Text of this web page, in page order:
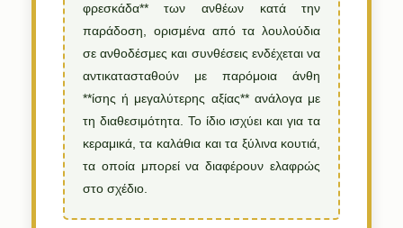
φρεσκάδα** των ανθέων κατά την
παράδοση, ορισμένα από τα λουλούδια
σε ανθοδέσμες και συνθέσεις ενδέχεται να
αντικατασταθούν με παρόμοια άνθη
**ίσης ή μεγαλύτερης αξίας** ανάλογα με
τη διαθεσιμότητα. Το ίδιο ισχύει και για τα
κεραμικά, τα καλάθια και τα ξύλινα κουτιά,
τα οποία μπορεί να διαφέρουν ελαφρώς
στο σχέδιο.